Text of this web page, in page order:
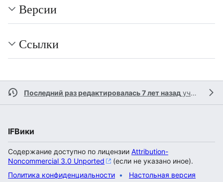
Версии
Ссылки
Последний раз редактировалась 7 лет назад участником
IFВики
Содержание доступно по лицензии Attribution-
Noncommercial 3.0 Unported
(если не указано иное).
Политика конфиденциальности
Настольная версия